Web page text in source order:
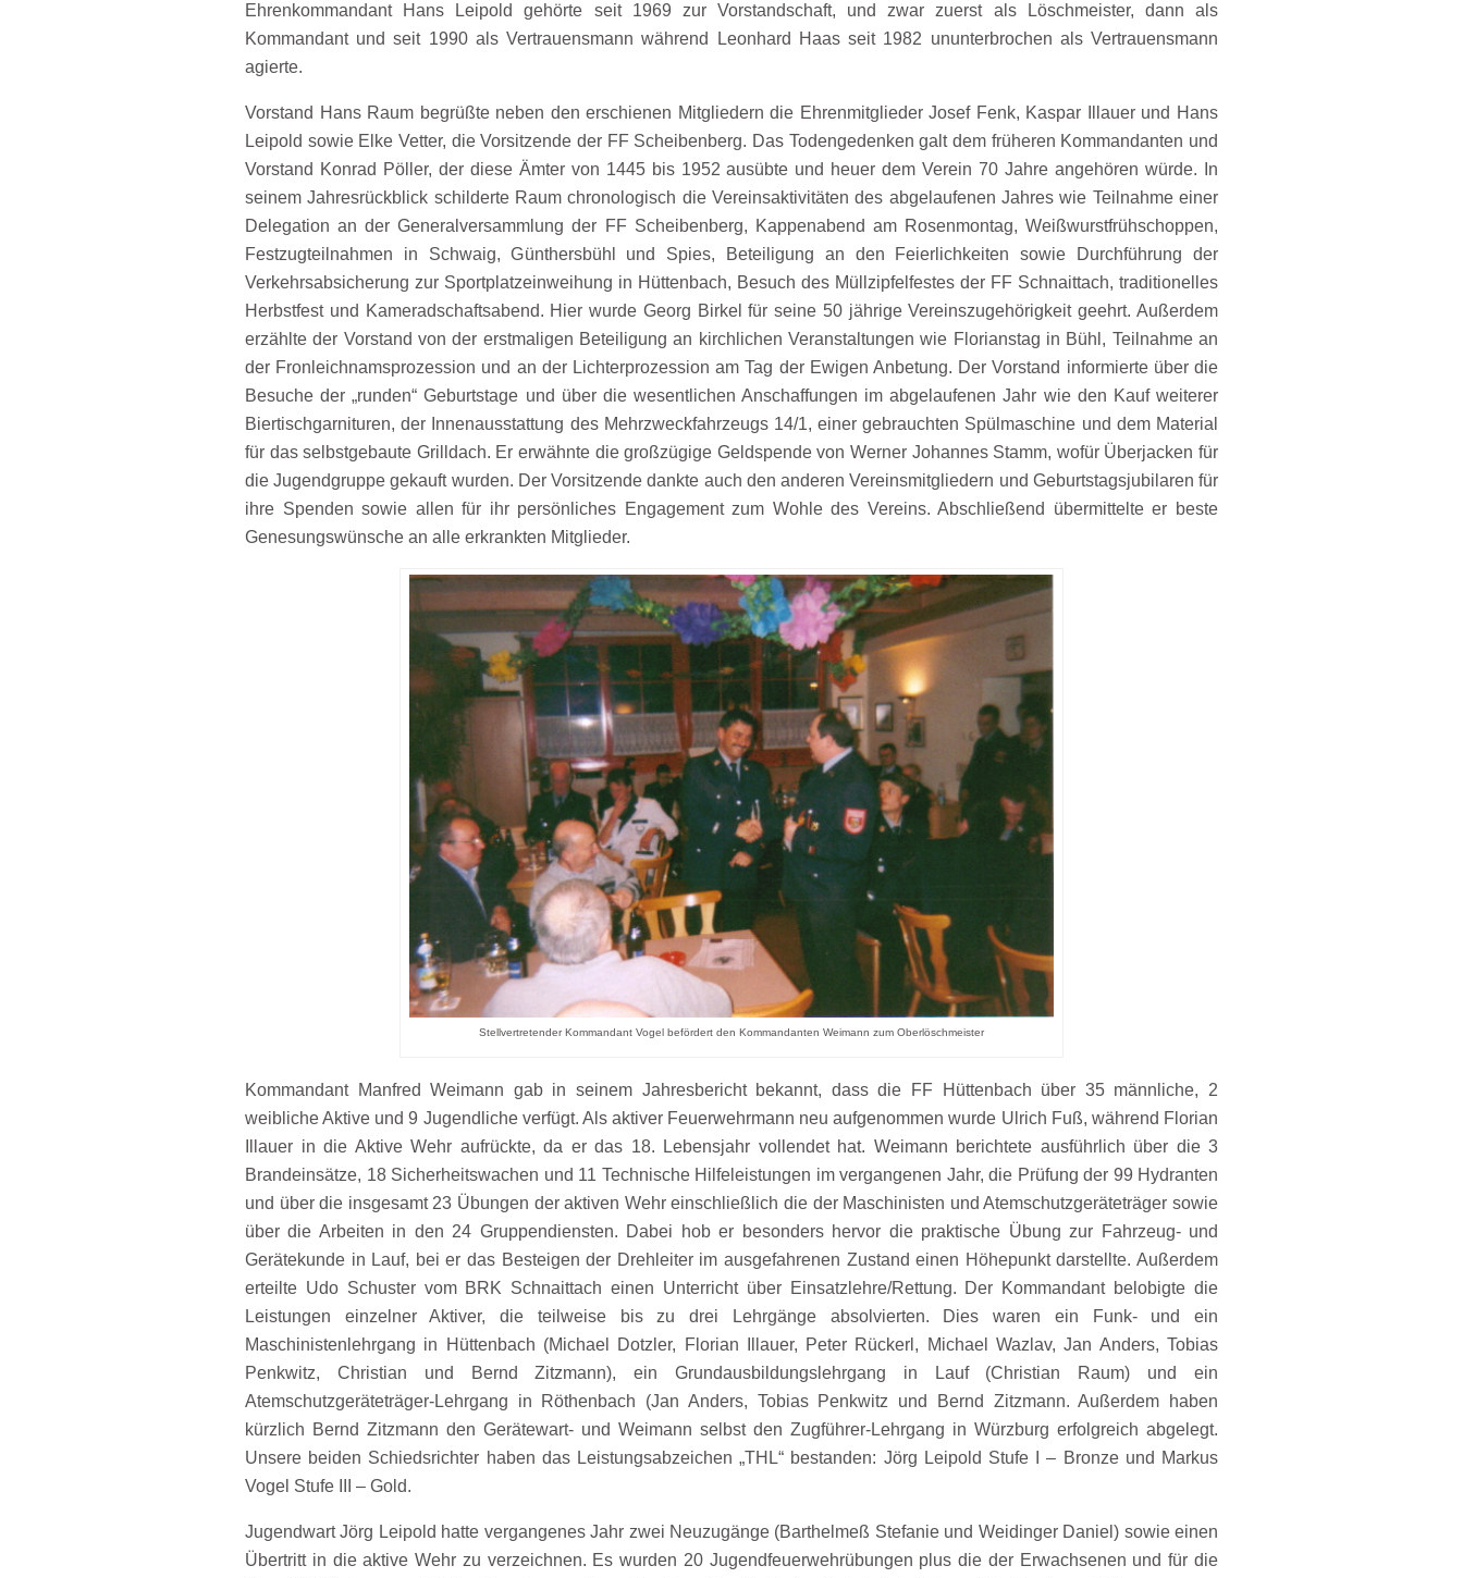
Ehrenkommandant Hans Leipold gehörte seit 1969 zur Vorstandschaft, und zwar zuerst als Löschmeister, dann als
Kommandant und seit 1990 als Vertrauensmann während Leonhard Haas seit 1982 ununterbrochen als Vertrauensmann
agierte.
Vorstand Hans Raum begrüßte neben den erschienen Mitgliedern die Ehrenmitglieder Josef Fenk, Kaspar Illauer und Hans
Leipold sowie Elke Vetter, die Vorsitzende der FF Scheibenberg. Das Todengedenken galt dem früheren Kommandanten und
Vorstand Konrad Pöller, der diese Ämter von 1445 bis 1952 ausübte und heuer dem Verein 70 Jahre angehören würde. In
seinem Jahresrückblick schilderte Raum chronologisch die Vereinsaktivitäten des abgelaufenen Jahres wie Teilnahme einer
Delegation an der Generalversammlung der FF Scheibenberg, Kappenabend am Rosenmontag, Weißwurstfrühschoppen,
Festzugteilnahmen in Schwaig, Günthersbühl und Spies, Beteiligung an den Feierlichkeiten sowie Durchführung der
Verkehrsabsicherung zur Sportplatzeinweihung in Hüttenbach, Besuch des Müllzipfelfestes der FF Schnaittach, traditionelles
Herbstfest und Kameradschaftsabend. Hier wurde Georg Birkel für seine 50 jährige Vereinszugehörigkeit geehrt. Außerdem
erzählte der Vorstand von der erstmaligen Beteiligung an kirchlichen Veranstaltungen wie Florianstag in Bühl, Teilnahme an
der Fronleichnamsprozession und an der Lichterprozession am Tag der Ewigen Anbetung. Der Vorstand informierte über die
Besuche der „runden“ Geburtstage und über die wesentlichen Anschaffungen im abgelaufenen Jahr wie den Kauf weiterer
Biertischgarnituren, der Innenausstattung des Mehrzweckfahrzeugs 14/1, einer gebrauchten Spülmaschine und dem Material
für das selbstgebaute Grilldach. Er erwähnte die großzügige Geldspende von Werner Johannes Stamm, wofür Überjacken für
die Jugendgruppe gekauft wurden. Der Vorsitzende dankte auch den anderen Vereinsmitgliedern und Geburtstagsjubilaren für
ihre Spenden sowie allen für ihr persönliches Engagement zum Wohle des Vereins. Abschließend übermittelte er beste
Genesungswünsche an alle erkrankten Mitglieder.
Stellvertretender Kommandant Vogel befördert den Kommandanten Weimann zum Oberlöschmeister
Kommandant Manfred Weimann gab in seinem Jahresbericht bekannt, dass die FF Hüttenbach über 35 männliche, 2
weibliche Aktive und 9 Jugendliche verfügt. Als aktiver Feuerwehrmann neu aufgenommen wurde Ulrich Fuß, während Florian
Illauer in die Aktive Wehr aufrückte, da er das 18. Lebensjahr vollendet hat. Weimann berichtete ausführlich über die 3
Brandeinsätze, 18 Sicherheitswachen und 11 Technische Hilfeleistungen im vergangenen Jahr, die Prüfung der 99 Hydranten
und über die insgesamt 23 Übungen der aktiven Wehr einschließlich die der Maschinisten und Atemschutzgeräteträger sowie
über die Arbeiten in den 24 Gruppendiensten. Dabei hob er besonders hervor die praktische Übung zur Fahrzeug- und
Gerätekunde in Lauf, bei er das Besteigen der Drehleiter im ausgefahrenen Zustand einen Höhepunkt darstellte. Außerdem
erteilte Udo Schuster vom BRK Schnaittach einen Unterricht über Einsatzlehre/Rettung. Der Kommandant belobigte die
Leistungen einzelner Aktiver, die teilweise bis zu drei Lehrgänge absolvierten. Dies waren ein Funk- und ein
Maschinistenlehrgang in Hüttenbach (Michael Dotzler, Florian Illauer, Peter Rückerl, Michael Wazlav, Jan Anders, Tobias
Penkwitz, Christian und Bernd Zitzmann), ein Grundausbildungslehrgang in Lauf (Christian Raum) und ein
Atemschutzgeräteträger-Lehrgang in Röthenbach (Jan Anders, Tobias Penkwitz und Bernd Zitzmann. Außerdem haben
kürzlich Bernd Zitzmann den Gerätewart- und Weimann selbst den Zugführer-Lehrgang in Würzburg erfolgreich abgelegt.
Unsere beiden Schiedsrichter haben das Leistungsabzeichen „THL“ bestanden: Jörg Leipold Stufe I – Bronze und Markus
Vogel Stufe III – Gold.
Jugendwart Jörg Leipold hatte vergangenes Jahr zwei Neuzugänge (Barthelmeß Stefanie und Weidinger Daniel) sowie einen
Übertritt in die aktive Wehr zu verzeichnen. Es wurden 20 Jugendfeuerwehrübungen plus die der Erwachsenen und für die